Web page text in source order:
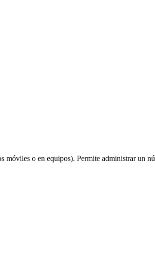
o en equipos). Permite administrar un